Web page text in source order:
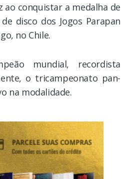
ao conquistar a medalha de
disco dos Jogos Parapan
no Chile.
mundial, recordista
o tricampeonato pan-
na modalidade.